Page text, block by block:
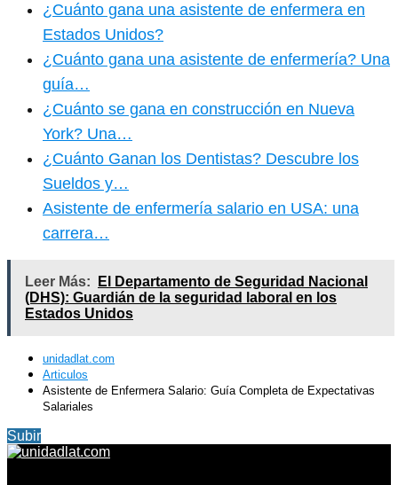
¿Cuánto gana una asistente de enfermera en
Estados Unidos?
¿Cuánto gana una asistente de enfermería? Una
guía…
¿Cuánto se gana en construcción en Nueva
York? Una…
¿Cuánto Ganan los Dentistas? Descubre los
Sueldos y…
Asistente de enfermería salario en USA: una
carrera…
Leer Más:
El Departamento de Seguridad Nacional
(DHS): Guardián de la seguridad laboral en los
Estados Unidos
unidadlat.com
Articulos
Asistente de Enfermera Salario: Guía Completa de Expectativas
Salariales
Subir